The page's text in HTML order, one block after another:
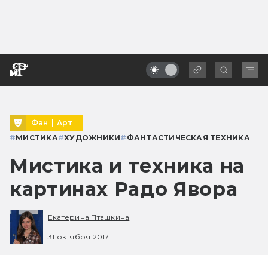
Фан | Арт
#МИСТИКА#ХУДОЖНИКИ# ФАНТАСТИЧЕСКАЯ ТЕХНИКА
Мистика и техника на
картинах Радо Явора
Екатерина Пташкина
31 октября 2017 г.